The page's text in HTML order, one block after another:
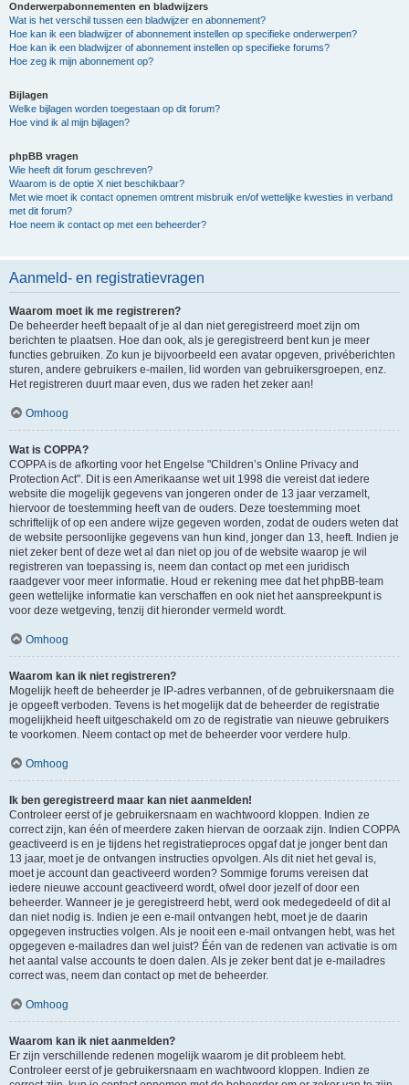
Onderwerpabonnementen en bladwijzers
Wat is het verschil tussen een bladwijzer en abonnement?
Hoe kan ik een bladwijzer of abonnement instellen op specifieke onderwerpen?
Hoe kan ik een bladwijzer of abonnement instellen op specifieke forums?
Hoe zeg ik mijn abonnement op?
Bijlagen
Welke bijlagen worden toegestaan op dit forum?
Hoe vind ik al mijn bijlagen?
phpBB vragen
Wie heeft dit forum geschreven?
Waarom is de optie X niet beschikbaar?
Met wie moet ik contact opnemen omtrent misbruik en/of wettelijke kwesties in verband
met dit forum?
Hoe neem ik contact op met een beheerder?
Aanmeld- en registratievragen
Waarom moet ik me registreren?
De beheerder heeft bepaalt of je al dan niet geregistreerd moet zijn om
berichten te plaatsen. Hoe dan ook, als je geregistreerd bent kun je meer
functies gebruiken. Zo kun je bijvoorbeeld een avatar opgeven, privéberichten
sturen, andere gebruikers e-mailen, lid worden van gebruikersgroepen, enz.
Het registreren duurt maar even, dus we raden het zeker aan!
Omhoog
Wat is COPPA?
COPPA is de afkorting voor het Engelse "Children’s Online Privacy and
Protection Act". Dit is een Amerikaanse wet uit 1998 die vereist dat iedere
website die mogelijk gegevens van jongeren onder de 13 jaar verzamelt,
hiervoor de toestemming heeft van de ouders. Deze toestemming moet
schriftelijk of op een andere wijze gegeven worden, zodat de ouders weten dat
de website persoonlijke gegevens van hun kind, jonger dan 13, heeft. Indien je
niet zeker bent of deze wet al dan niet op jou of de website waarop je wil
registreren van toepassing is, neem dan contact op met een juridisch
raadgever voor meer informatie. Houd er rekening mee dat het phpBB-team
geen wettelijke informatie kan verschaffen en ook niet het aanspreekpunt is
voor deze wetgeving, tenzij dit hieronder vermeld wordt.
Omhoog
Waarom kan ik niet registreren?
Mogelijk heeft de beheerder je IP-adres verbannen, of de gebruikersnaam die
je opgeeft verboden. Tevens is het mogelijk dat de beheerder de registratie
mogelijkheid heeft uitgeschakeld om zo de registratie van nieuwe gebruikers
te voorkomen. Neem contact op met de beheerder voor verdere hulp.
Omhoog
Ik ben geregistreerd maar kan niet aanmelden!
Controleer eerst of je gebruikersnaam en wachtwoord kloppen. Indien ze
correct zijn, kan één of meerdere zaken hiervan de oorzaak zijn. Indien COPPA
geactiveerd is en je tijdens het registratieproces opgaf dat je jonger bent dan
13 jaar, moet je de ontvangen instructies opvolgen. Als dit niet het geval is,
moet je account dan geactiveerd worden? Sommige forums vereisen dat
iedere nieuwe account geactiveerd wordt, ofwel door jezelf of door een
beheerder. Wanneer je je geregistreerd hebt, werd ook medegedeeld of dit al
dan niet nodig is. Indien je een e-mail ontvangen hebt, moet je de daarin
opgegeven instructies volgen. Als je nooit een e-mail ontvangen hebt, was het
opgegeven e-mailadres dan wel juist? Één van de redenen van activatie is om
het aantal valse accounts te doen dalen. Als je zeker bent dat je e-mailadres
correct was, neem dan contact op met de beheerder.
Omhoog
Waarom kan ik niet aanmelden?
Er zijn verschillende redenen mogelijk waarom je dit probleem hebt.
Controleer eerst of je gebruikersnaam en wachtwoord kloppen. Indien ze